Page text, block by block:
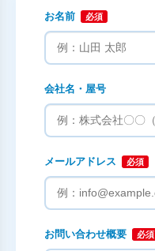
お名前 必須
会社名・屋号
メールアドレス 必須
お問い合わせ概要 必須